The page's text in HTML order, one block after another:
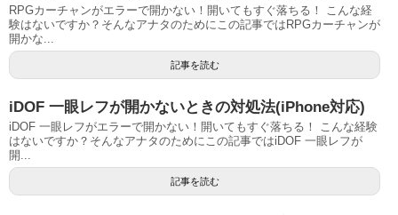
RPGカーチャンがエラーで開かない！開いてもすぐ落ちる！ こんな経
験はないですか？そんなアナタのためにこの記事ではRPGカーチャンが
開かな...
記事を読む
iDOF 一眼レフが開かないときの対処法(iPhone対応)
iDOF 一眼レフがエラーで開かない！開いてもすぐ落ちる！ こんな経験
はないですか？そんなアナタのためにこの記事ではiDOF 一眼レフが
開...
記事を読む